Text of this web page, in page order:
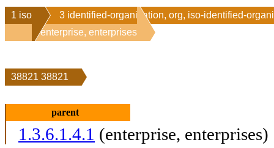
1 iso
3 identified-organization, org, iso-identified-
1 enterprise, enterprises
38821 38821
parent
1.3.6.1.4.1 (enterprise, enterprises)